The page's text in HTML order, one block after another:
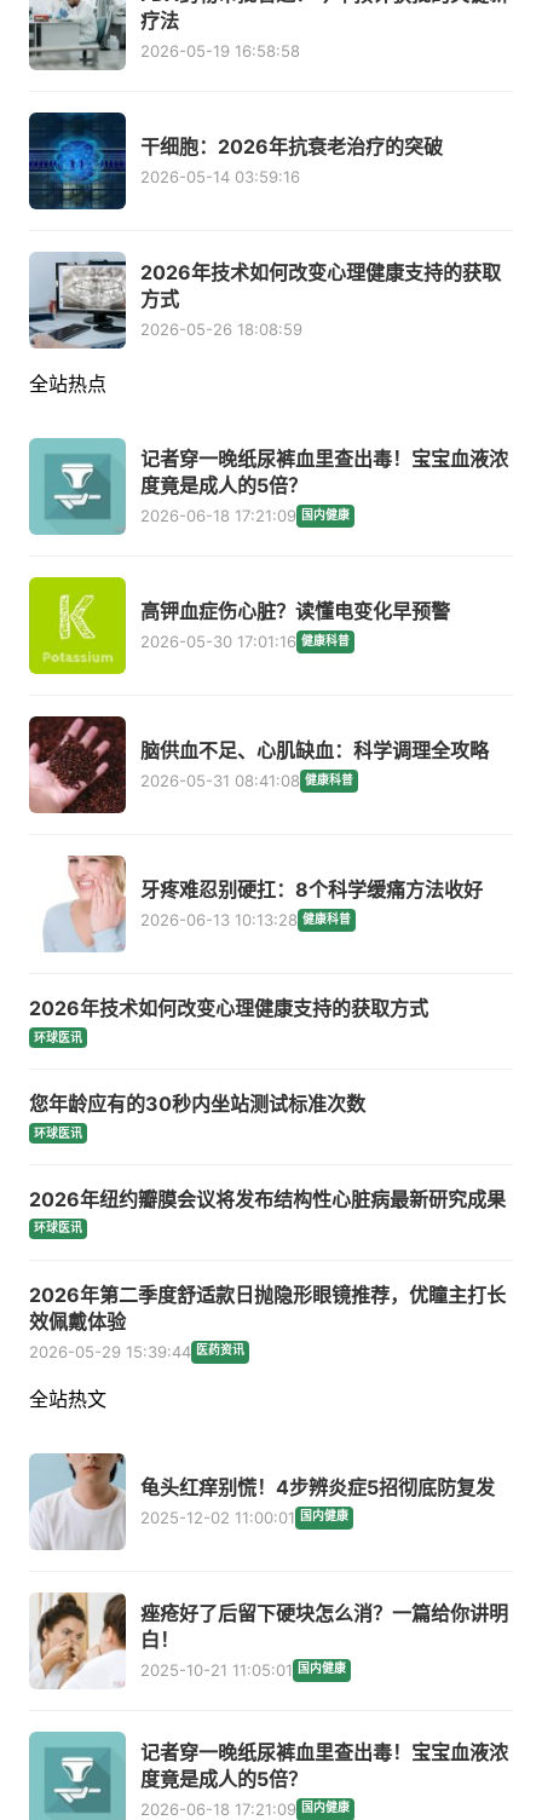
疗法
2026-05-19 16:58:58
干细胞：2026年抗衰老治疗的突破
2026-05-14 03:59:16
2026年技术如何改变心理健康支持的获取
方式
2026-05-26 18:08:59
全站热点
记者穿一晚纸尿裤血里查出毒！宝宝血液浓
度竟是成人的5倍？
2026-06-18 17:21:09 国内健康
高钾血症伤心脏？读懂电变化早预警
2026-05-30 17:01:16 健康科普
脑供血不足、心肌缺血：科学调理全攻略
2026-05-31 08:41:08 健康科普
牙疼难忍别硬扛：8个科学缓痛方法收好
2026-06-13 10:13:28 健康科普
2026年技术如何改变心理健康支持的获取方式
环球医讯
您年龄应有的30秒内坐站测试标准次数
环球医讯
2026年纽约瓣膜会议将发布结构性心脏病最新研究成果
环球医讯
2026年第二季度舒适款日抛隐形眼镜推荐，优瞳主打长
效佩戴体验
2026-05-29 15:39:44 医药资讯
全站热文
龟头红痒别慌！4步辨炎症5招彻底防复发
2025-12-02 11:00:01 国内健康
痤疮好了后留下硬块怎么消？一篇给你讲明
白！
2025-10-21 11:05:01 国内健康
记者穿一晚纸尿裤血里查出毒！宝宝血液浓
度竟是成人的5倍？
2026-06-18 17:21:09 国内健康